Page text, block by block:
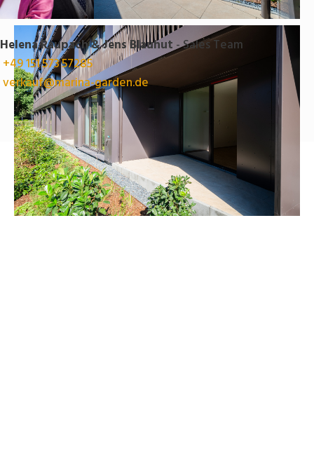
Helena Raupach & Jens Blauhut- Sales Team
+49 151 573 57285
verkauf@marina-garden.de